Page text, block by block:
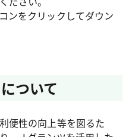
ンをクリックしてダウン
ついて
便性の向上等を図るた